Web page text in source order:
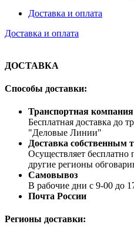
Доставка и оплата
Доставка и оплата
ДОСТАВКА
Способы доставки:
Транспортная компания
Бесплатная доставка до
"Деловые Линии"
Доставка собственным
Осуществляет
другие регионы
Самовывоз
В рабочие дни с 9-00 до
Почта России
Регионы доставки: